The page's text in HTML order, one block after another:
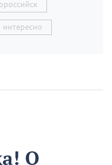
интересно
О